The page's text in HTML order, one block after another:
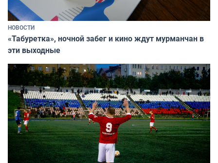
НОВОСТИ
«Табуретка», ночной забег и кино ждут мурманчан в
эти выходные